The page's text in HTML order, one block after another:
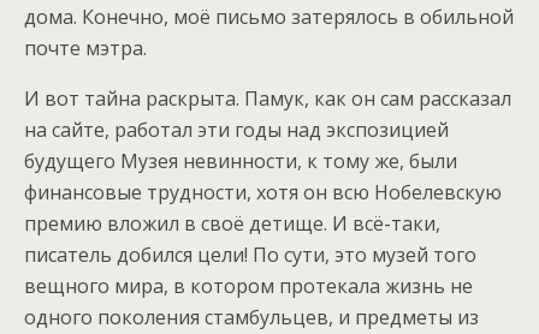
дома. Конечно, моё письмо затерялось в обильной
почте мэтра.
И вот тайна раскрыта. Памук, как он сам рассказал
на сайте, работал эти годы над экспозицией
будущего Музея невинности, к тому же, были
финансовые трудности, хотя он всю Нобелевскую
премию вложил в своё детище. И всё-таки,
писатель добился цели! По сути, это музей того
вещного мира, в котором протекала жизнь не
одного поколения стамбульцев, и предметы из